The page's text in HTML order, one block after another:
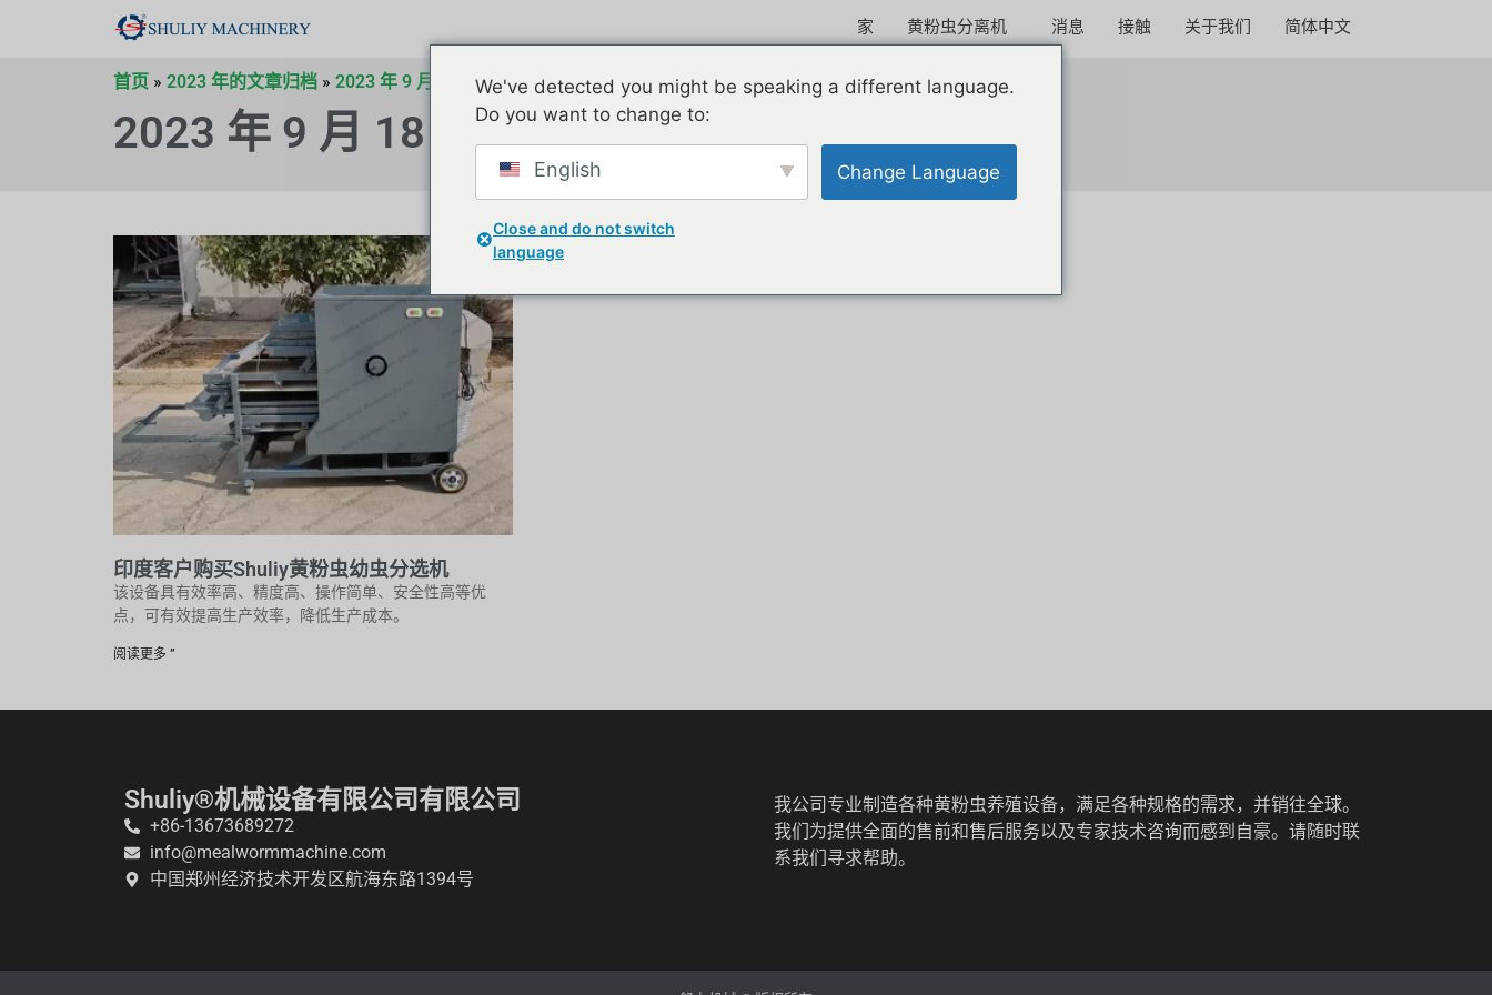
家 黄粉虫分离机 消息 接触 关于我们 简体中文
首页 » 2023 年的文章归档 » 2023 年 9 月的文章归档»2023 年 9 月的文章归档
2023 年 9 月 18 日
印度客户购买Shuliy黄粉虫幼虫分选机
该设备具有效率高、精度高、操作简单、安全性高等优
点，可有效提高生产效率，降低生产成本。
阅读更多 ”
Shuliy®机械设备有限公司有限公司
+86-13673689272
info@mealwormmachine.com
中国郑州经济技术开发区航海东路1394号
我公司专业制造各种黄粉虫养殖设备，满足各种规格的需求，并销往全球。
我们为提供全面的售前和售后服务以及专家技术咨询而感到自豪。请随时联
系我们寻求帮助。
We've detected you might be speaking a different language.
Do you want to change to:
English Change Language
Close and do not switch
language